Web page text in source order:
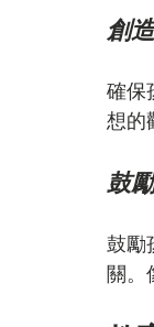
創
確保
想的
鼓
鼓勵
關。